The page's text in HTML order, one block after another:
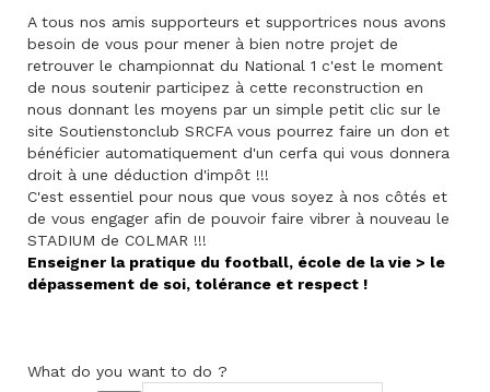
A tous nos amis supporteurs et supportrices nous avons
besoin de vous pour mener à bien notre projet de
retrouver le championnat du National 1 c'est le moment
de nous soutenir participez à cette reconstruction en
nous donnant les moyens par un simple petit clic sur le
site Soutienstonclub SRCFA vous pourrez faire un don et
bénéficier automatiquement d'un cerfa qui vous donnera
droit à une déduction d'impôt !!!
C'est essentiel pour nous que vous soyez à nos côtés et
de vous engager afin de pouvoir faire vibrer à nouveau le
STADIUM de COLMAR !!!
Enseigner la pratique du football, école de la vie > le
dépassement de soi, tolérance et respect !
What do you want to do ?